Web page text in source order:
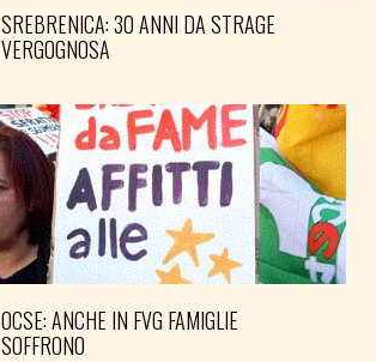
SREBRENICA: 30 ANNI DA STRAGE
VERGOGNOSA
OCSE: ANCHE IN FVG FAMIGLIE
SOFFRONO